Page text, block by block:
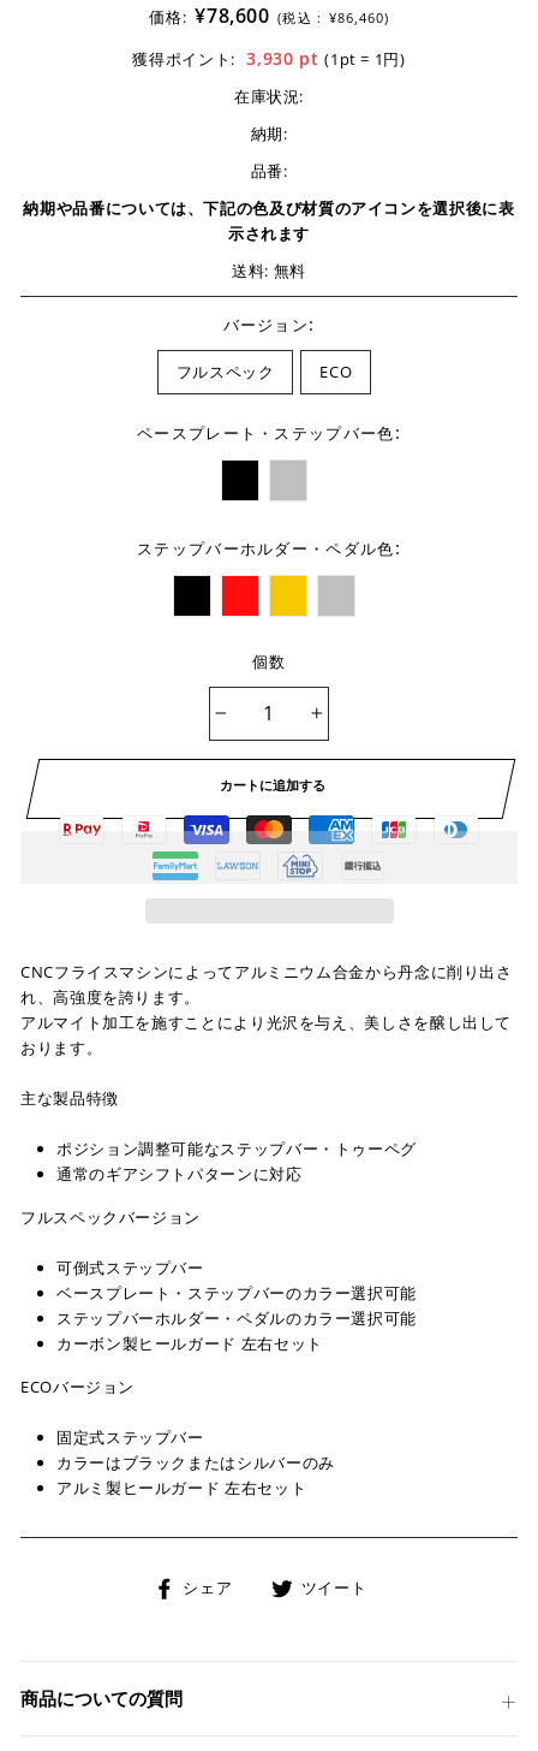
価格: ¥78,600 (税込 : ¥86,460)
獲得ポイント: 3,930 pt(1pt = 1円)
在庫状況:
納期:
品番:
納期や品番については、下記の色及び材質のアイコンを選択後に表
示されます
送料: 無料
バージョン:
フルスペック ECO
ペースプレート・ステップバー色:
ステップバーホルダー・ペダル色:
個数
カートに追加する
CNCフライスマシンによってアルミニウム合金から丹念に削り出さ
れ、高強度を誇ります。
アルマイト加工を施すことにより光沢を与え、美しさを醸し出して
おります。
主な製品特徴
ポジション調整可能なステップバー・トゥーペグ
通常のギアシフトパターンに対応
フルスペックバージョン
可倒式ステップバー
ベースプレート・ステップバーのカラー選択可能
ステップバーホルダー・ペダルのカラー選択可能
カーボン製ヒールガード 左右セット
ECOバージョン
固定式ステップバー
カラーはブラックまたはシルバーのみ
アルミ製ヒールガード 左右セット
シェア
Facebook
ェ
る
ツイート
稿
商品についての質問